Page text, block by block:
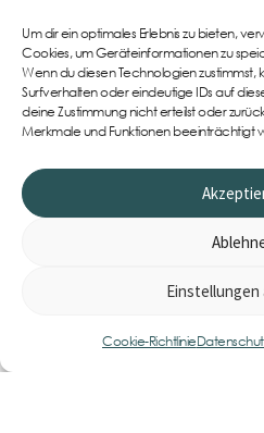
Um dir ein optimales Erlebnis zu bieten,
Cookies, um Geräteinformationen zu
Wenn du diesen Technologien zustimmst,
Surfverhalten oder eindeutige IDs auf
deine Zustimmung nicht erteilst oder
Merkmale und Funktionen beeinträchtigt
Einstellungen
Cookie-Richtlinie